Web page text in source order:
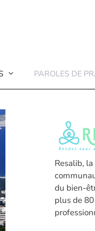
PAROLES DE
Resalib,
du bien-
plus de